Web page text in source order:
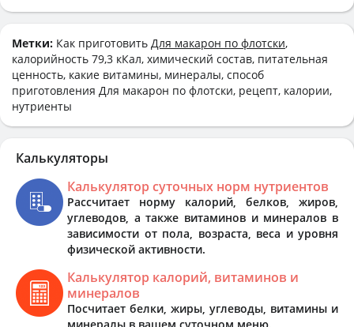
Метки: Как приготовить Для макарон по флотски,
калорийность 79,3 кКал, химический состав, питательная
ценность, какие витамины, минералы, способ
приготовления Для макарон по флотски, рецепт, калории,
нутриенты
Калькуляторы
Калькулятор суточных норм нутриентов
Рассчитает норму калорий, белков, жиров,
углеводов, а также витаминов и минералов в
зависимости от пола, возраста, веса и уровня
физической активности.
Калькулятор калорий, витаминов и
минералов
Посчитает белки, жиры, углеводы, витамины и